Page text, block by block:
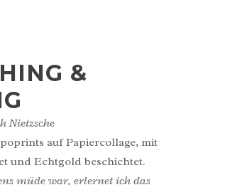
&
Nietzsche
auf Papiercollage, mit
und Echtgold beschichtet.
müde war, erlernet ich das